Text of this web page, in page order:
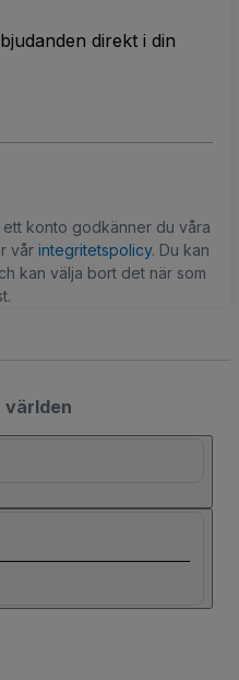
direkt i din
konto godkänner du våra
vår integritetspolicy. Du kan
kan välja bort det när som
världen